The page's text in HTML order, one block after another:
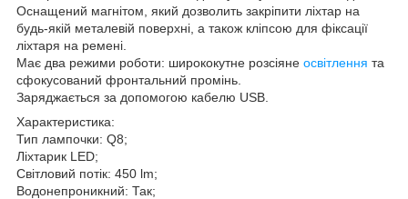
Оснащений магнітом, який дозволить закріпити ліхтар на
будь-якій металевій поверхні, а також кліпсою для фіксації
ліхтаря на ремені.
Має два режими роботи: ширококутне розсіяне освітлення та
сфокусований фронтальний промінь.
Заряджається за допомогою кабелю USB.
Характеристика:
Тип лампочки: Q8;
Ліхтарик LED;
Світловий потік: 450 lm;
Водонепроникний: Так;